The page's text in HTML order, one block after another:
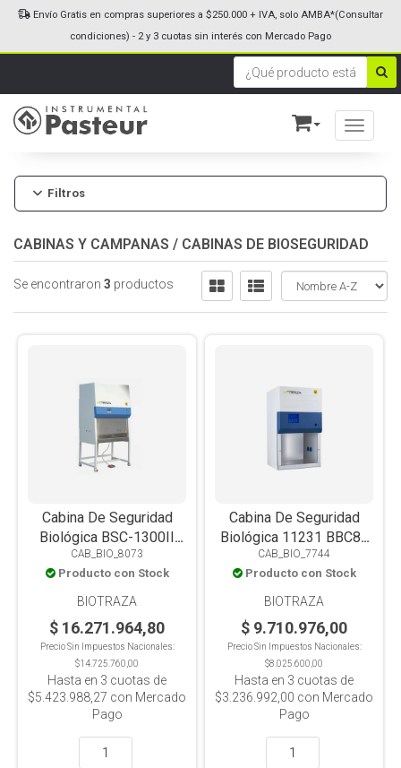
Toggle
Envío Gratis en compras superiores a $250.000 + IVA, solo AMBA*(Consultar
condiciones) - 2 y 3 cuotas sin interés con Mercado Pago
Filtros
CABINAS Y CAMPANAS / CABINAS DE BIOSEGURIDAD
Se encontraron 3 productos
Cabina De Seguridad
Biológica BSC-1300II
A2-X Clase II Tipo A2,
1300x750x2250mm,
Base Estándar, Ventana
Frontal Motorizada
CAB_BIO_8073
Producto con Stock
BIOTRAZA
$ 16.271.964,80
Precio Sin Impuestos Nacionales:
$14.725.760,00
Hasta en 3 cuotas de
$5.423.988,27 con Mercado
Pago
Cabina De Seguridad
Biológica 11231 BBC86
Clase II Tipo A2,
700x650x1230mm, De
Mesada, Ventana Frontal
CAB_BIO_7744
Producto con Stock
BIOTRAZA
$ 9.710.976,00
Precio Sin Impuestos Nacionales:
$8.025.600,00
Hasta en 3 cuotas de
$3.236.992,00 con Mercado
Pago